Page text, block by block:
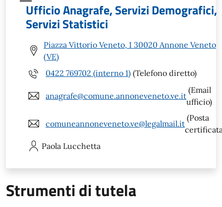
Ufficio Anagrafe, Servizi Demografici,
Servizi Statistici
Piazza Vittorio Veneto, 1 30020 Annone Veneto
(VE)
0422 769702 (interno 1) (Telefono diretto)
anagrafe@comune.annoneveneto.ve.it
(Email
ufficio)
comuneannoneveneto.ve@legalmail.it
(Posta
Paola Lucchetta
Strumenti di tutela